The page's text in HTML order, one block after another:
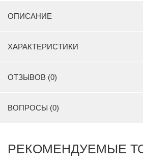
ОПИСАНИЕ
ХАРАКТЕРИСТИКИ
ОТЗЫВОВ (0)
ВОПРОСЫ (0)
РЕКОМЕНДУЕМЫЕ